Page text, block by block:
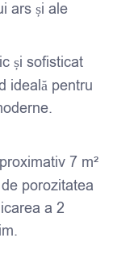
ars și ale
și sofisticat
ideală pentru
7 m²
porozitatea
a 2